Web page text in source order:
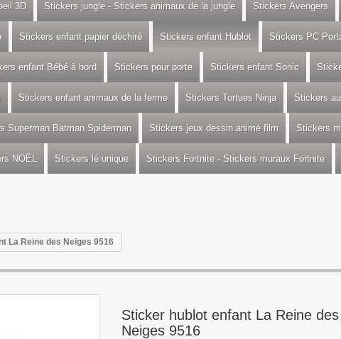
3D Stickers jungle - Stickers animaux de la jungle Stickers Avengers
Stickers enfant papier déchiré Stickers enfant Hublot Stickers PC
enfant Bébé à bord Stickers pour porte Stickers enfant Sonic
Stickers enfant animaux de la ferme Stickers Tortues Ninja Stickers
Superman Batman Spiderman Stickers jeux dessin animé film Stickers
NOËL Stickers lé unique Stickers Fortnite - Stickers muraux Fortnite
La Reine des Neiges 9516
Sticker hublot enfant La Reine des
Neiges 9516